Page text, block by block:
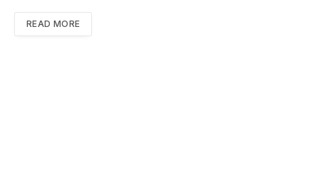
READ MORE